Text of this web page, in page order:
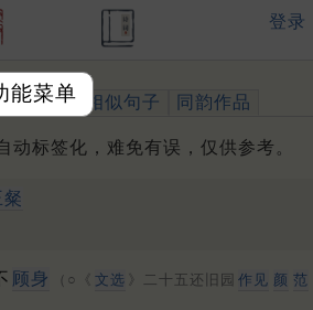
能菜单
登录
、引用 相似句子 同韵作品
动标签化，难免有误，仅供参考。
粲
顾身 （○《 文选 》二十五还旧园 作见 颜 范